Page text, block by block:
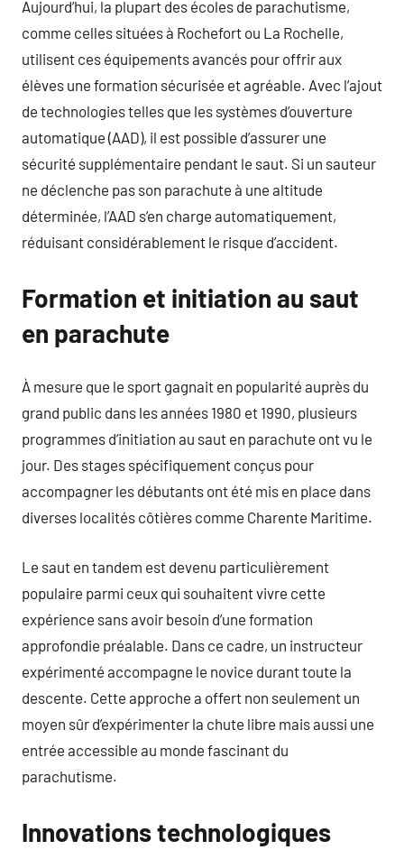
Aujourd’hui, la plupart des écoles de parachutisme,
comme celles situées à Rochefort ou La Rochelle,
utilisent ces équipements avancés pour offrir aux
élèves une formation sécurisée et agréable. Avec l’ajout
de technologies telles que les systèmes d’ouverture
automatique (AAD), il est possible d’assurer une
sécurité supplémentaire pendant le saut. Si un sauteur
ne déclenche pas son parachute à une altitude
déterminée, l’AAD s’en charge automatiquement,
réduisant considérablement le risque d’accident.
Formation et initiation au saut
en parachute
À mesure que le sport gagnait en popularité auprès du
grand public dans les années 1980 et 1990, plusieurs
programmes d’initiation au saut en parachute ont vu le
jour. Des stages spécifiquement conçus pour
accompagner les débutants ont été mis en place dans
diverses localités côtières comme Charente Maritime.
Le saut en tandem est devenu particulièrement
populaire parmi ceux qui souhaitent vivre cette
expérience sans avoir besoin d’une formation
approfondie préalable. Dans ce cadre, un instructeur
expérimenté accompagne le novice durant toute la
descente. Cette approche a offert non seulement un
moyen sûr d’expérimenter la chute libre mais aussi une
entrée accessible au monde fascinant du
parachutisme.
Innovations technologiques